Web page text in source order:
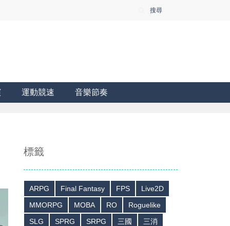
搜尋
運動競速 音樂節奏
標籤
ARPG Final Fantasy FPS
Live2D
MMORPG
MOBA RO
Roguelike
SLG
SPRG SRPG 三國
三消